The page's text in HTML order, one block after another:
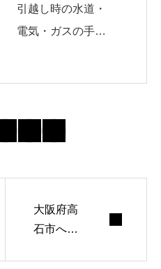
引越し時の水道・
電気・ガスの手続
の最新動向を追
い、初めてでも迷
す。 週末はランニ
ングとコーヒー焙
大阪府高
石市へ引